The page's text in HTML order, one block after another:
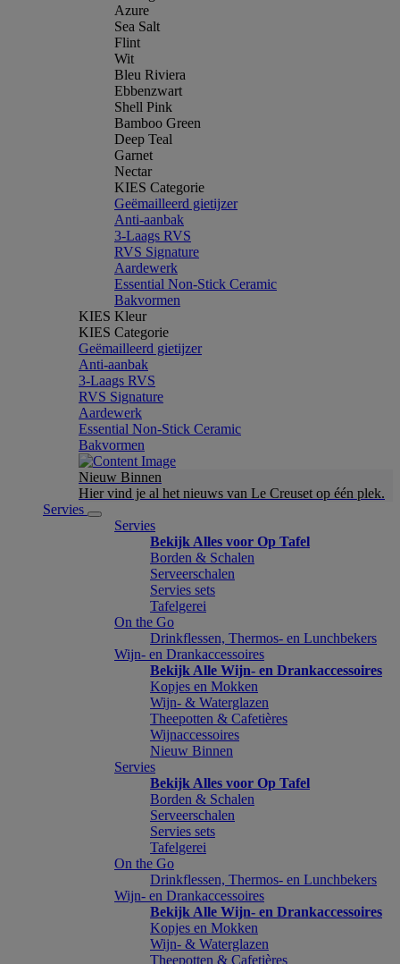
Azure
Sea Salt
Flint
Wit
Bleu Riviera
Ebbenzwart
Shell Pink
Bamboo Green
Deep Teal
Garnet
Nectar
KIES Categorie
Geëmailleerd gietijzer
Anti-aanbak
3-Laags RVS
RVS Signature
Aardewerk
Essential Non-Stick Ceramic
Bakvormen
KIES Kleur
KIES Categorie
Geëmailleerd gietijzer
Anti-aanbak
3-Laags RVS
RVS Signature
Aardewerk
Essential Non-Stick Ceramic
Bakvormen
Nieuw Binnen
Hier vind je al het nieuws van Le Creuset op één plek.
Servies
Servies
Bekijk Alles voor Op Tafel
Borden & Schalen
Serveerschalen
Servies sets
Tafelgerei
On the Go
Drinkflessen, Thermos- en Lunchbekers
Wijn- en Drankaccessoires
Bekijk Alle Wijn- en Drankaccessoires
Kopjes en Mokken
Wijn- & Waterglazen
Theepotten & Cafetières
Wijnaccessoires
Nieuw Binnen
Servies
Bekijk Alles voor Op Tafel
Borden & Schalen
Serveerschalen
Servies sets
Tafelgerei
On the Go
Drinkflessen, Thermos- en Lunchbekers
Wijn- en Drankaccessoires
Bekijk Alle Wijn- en Drankaccessoires
Kopjes en Mokken
Wijn- & Waterglazen
Theepotten & Cafetières